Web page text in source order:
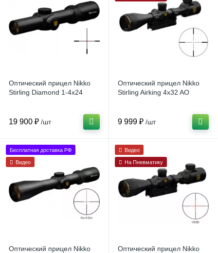
Оптический прицел Nikko
Stirling Diamond 1-4x24
19 900 ₽ /шт
Оптический прицел Nikko
Stirling Airking 4x32 AO
9 999 ₽ /шт
Бесплатная доставка РФ
Видео
Оптический прицел Nikko
Видео
На Пневматику
Оптический прицел Nikko